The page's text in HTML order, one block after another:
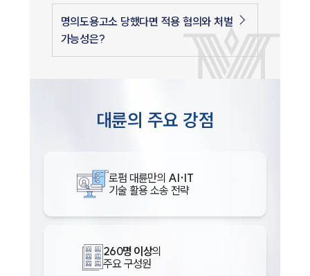
명의도용고소 당했다면 적용 혐의와 처벌
가능성은?
대륜의 주요 강점
로펌 대륜만의 AI·IT
기술 활용 소송 전략
260명 이상의
주요 구성원